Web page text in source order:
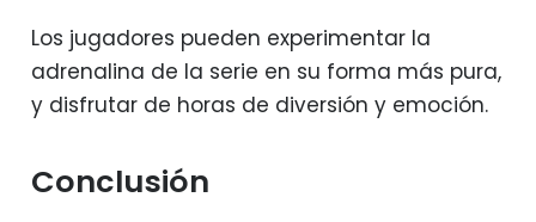
Los jugadores pueden experimentar la
adrenalina de la serie en su forma más pura,
y disfrutar de horas de diversión y emoción.
Conclusión